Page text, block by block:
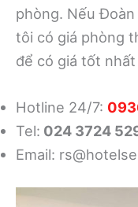
phòng. Nếu
tôi có giá phòng
để có giá tốt
Hotline 24/7:
Tel: 024 3724
Email: